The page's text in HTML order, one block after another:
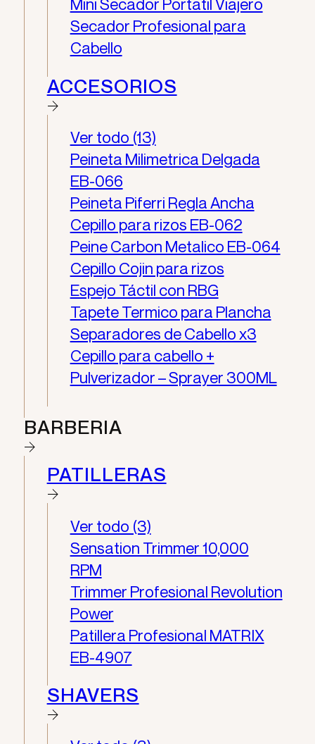
Mini Secador Portatil Viajero
Secador Profesional para
Cabello
ACCESORIOS
Ver todo (13)
Peineta Milimetrica Delgada
EB-066
Peineta Piferri Regla Ancha
Cepillo para rizos EB-062
Peine Carbon Metalico EB-064
Cepillo Cojin para rizos
Espejo Táctil con RBG
Tapete Termico para Plancha
Separadores de Cabello x3
Cepillo para cabello +
Pulverizador – Sprayer 300ML
BARBERIA
PATILLERAS
Ver todo (3)
Sensation Trimmer 10,000
RPM
Trimmer Profesional Revolution
Power
Patillera Profesional MATRIX
EB-4907
SHAVERS